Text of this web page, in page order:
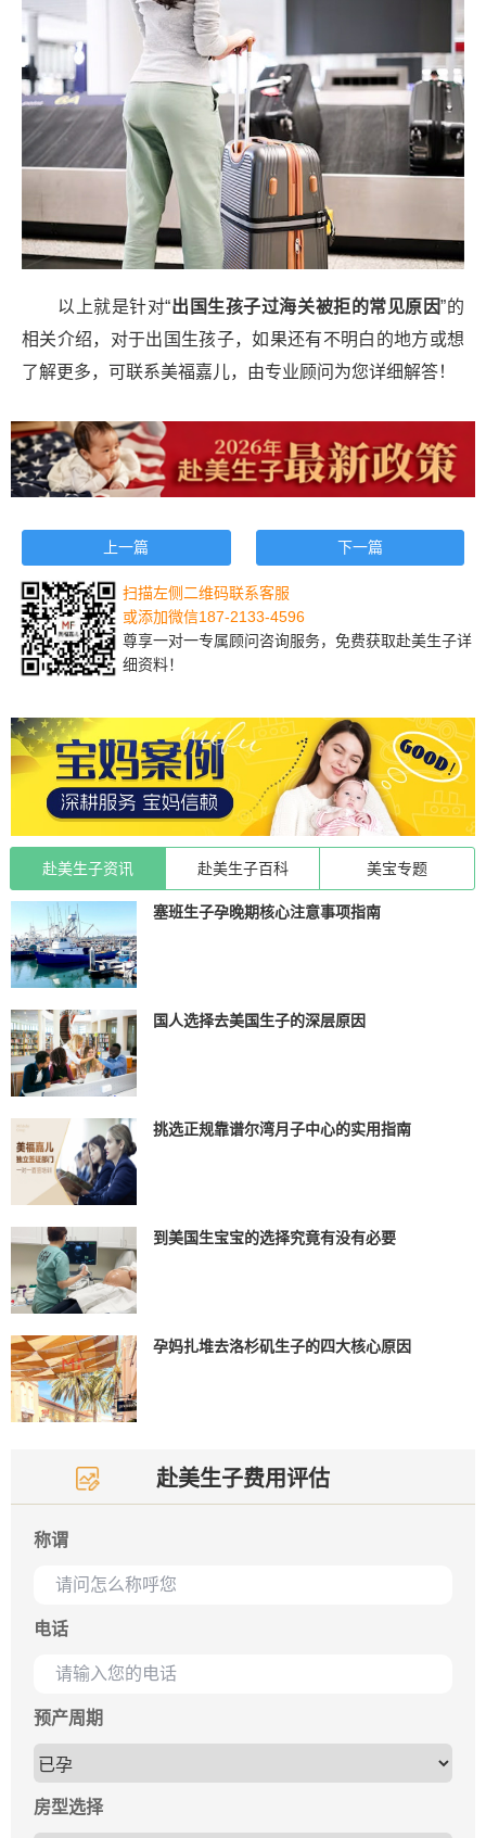
以上就是针对“出国生孩子过海关被拒的常见原因”的
相关介绍，对于出国生孩子，如果还有不明白的地方或想
了解更多，可联系美福嘉儿，由专业顾问为您详细解答！
上一篇 下一篇
扫描左侧二维码联系客服
或添加微信187-2133-4596
尊享一对一专属顾问咨询服务，免费获取赴美生子详
细资料！
赴美生子资讯 赴美生子百科 美宝专题
塞班生子孕晚期核心注意事项指南
国人选择去美国生子的深层原因
挑选正规靠谱尔湾月子中心的实用指南
到美国生宝宝的选择究竟有没有必要
孕妈扎堆去洛杉矶生子的四大核心原因
赴美生子费用评估
称谓
电话
预产周期
房型选择